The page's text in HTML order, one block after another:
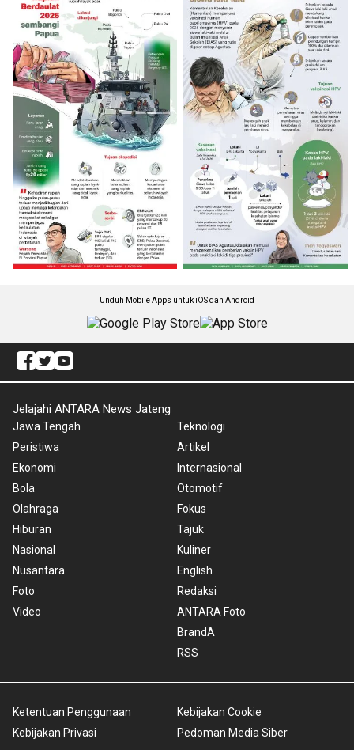
Unduh Mobile Apps untuk iOS dan Android
Jelajahi ANTARA News Jateng
Jawa Tengah
Peristiwa
Ekonomi
Bola
Olahraga
Hiburan
Nasional
Nusantara
Foto
Video
Teknologi
Artikel
Internasional
Otomotif
Fokus
Tajuk
Kuliner
English
Redaksi
ANTARA Foto
BrandA
RSS
Ketentuan Penggunaan
Kebijakan Privasi
Kebijakan Cookie
Pedoman Media Siber